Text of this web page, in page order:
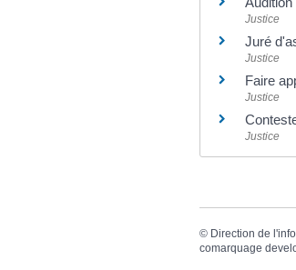
Justice
Juré
Justice
Faire
Justice
Justice
© Direction de
comarquage